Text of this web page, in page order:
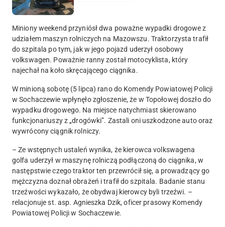
Miniony weekend przyniósł dwa poważne wypadki drogowe z
udziałem maszyn rolniczych na Mazowszu. Traktorzysta trafił
do szpitala po tym, jak w jego pojazd uderzył osobowy
volkswagen. Poważnie ranny został motocyklista, który
najechał na koło skręcającego ciągnika.
W minioną sobotę (5 lipca) rano do Komendy Powiatowej Policji
w Sochaczewie wpłynęło zgłoszenie, że w Topołowej doszło do
wypadku drogowego. Na miejsce natychmiast skierowano
funkcjonariuszy z „drogówki”. Zastali oni uszkodzone auto oraz
wywrócony ciągnik rolniczy.
– Ze wstępnych ustaleń wynika, że kierowca volkswagena
golfa uderzył w maszynę rolniczą podłączoną do ciągnika, w
następstwie czego traktor ten przewrócił się, a prowadzący go
mężczyzna doznał obrażeń i trafił do szpitala. Badanie stanu
trzeźwości wykazało, że obydwaj kierowcy byli trzeźwi. –
relacjonuje st. asp. Agnieszka Dzik, oficer prasowy Komendy
Powiatowej Policji w Sochaczewie.